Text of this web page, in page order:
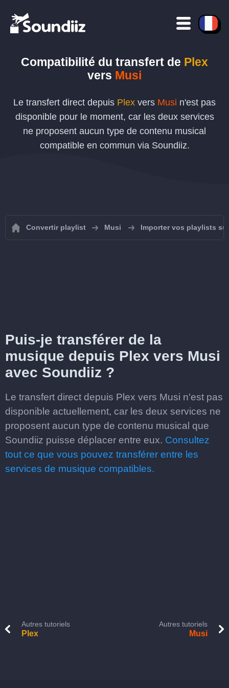
Compatibilité du transfert de Plex
vers Musi
Le transfert direct depuis Plex vers Musi n'est pas
disponible pour le moment, car les deux services
ne proposent aucun type de contenu musical
compatible en commun via Soundiiz.
Convertir playlist Musi Importer vos playlists
Puis-je transférer de la
musique depuis Plex vers Musi
avec Soundiiz ?
Le transfert direct depuis Plex vers Musi n'est pas
disponible actuellement, car les deux services ne
proposent aucun type de contenu musical que
Soundiiz puisse déplacer entre eux. Consultez
tout ce que vous pouvez transférer entre les
services de musique compatibles.
Autres tutoriels
Plex
Autres tutoriels
Musi